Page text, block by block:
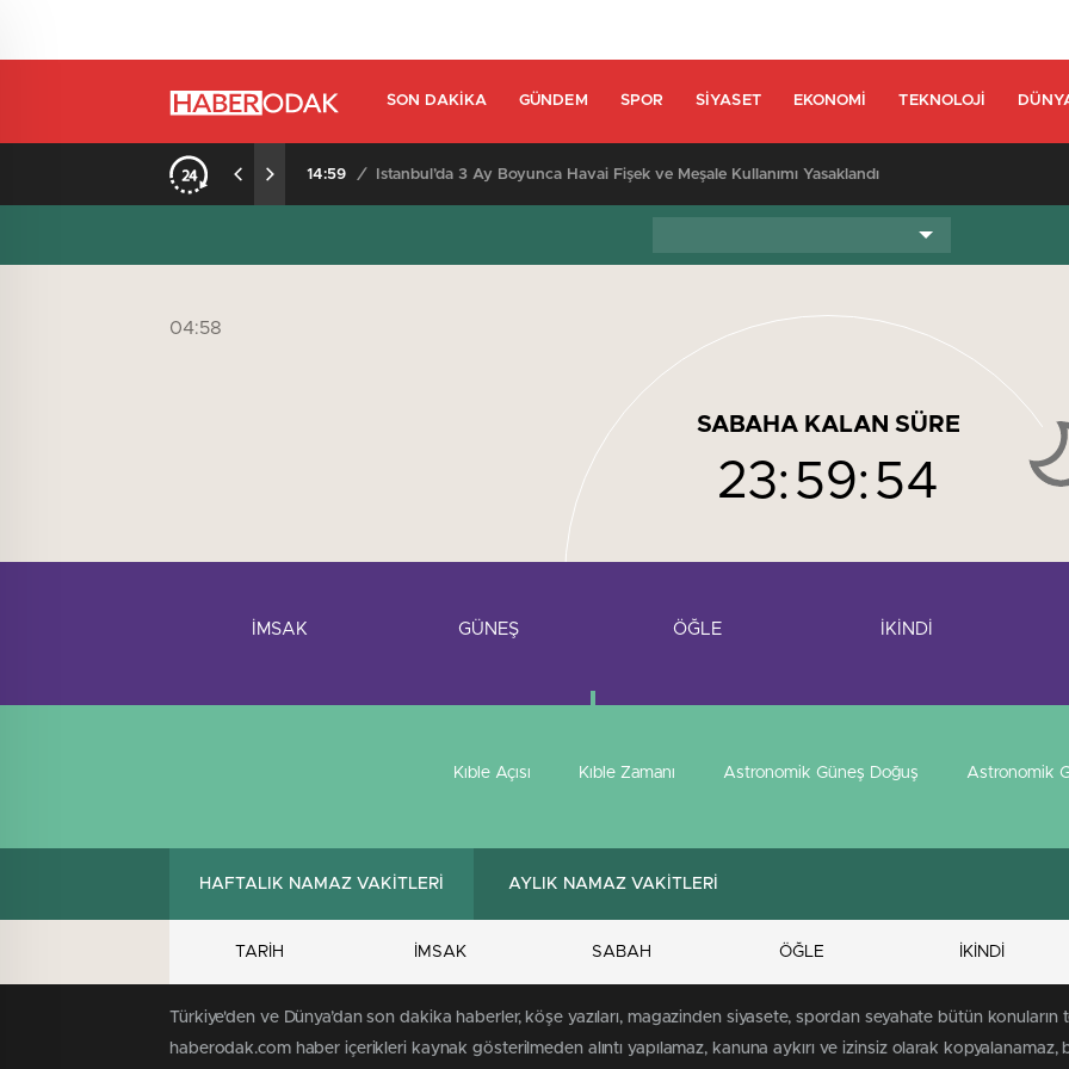
SON DAKIKA GÜNDEM SPOR SIYASET EKONOMI TEKNOLOJI
14:59 / İstanbul’da 3 Ay Boyunca Havai Fişek ve Meşale Kullanımı Yasaklandı
04:58
SABAHA KALAN SÜRE
23:59:54
İMSAK GÜNEŞ ÖĞLE İKİNDİ
Kıble Açısı Kıble Zamanı Astronomik Güneş Doğuş Astronomik
HAFTALIK NAMAZ VAKİTLERİ AYLIK NAMAZ VAKİTLERİ
TARİH İMSAK SABAH ÖĞLE İKİNDİ
Türkiye'den ve Dünya’dan son dakika haberler, köşe yazıları, magazinden siyasete, spordan seyahate bütün
haberodak.com haber içerikleri kaynak gösterilmeden alıntı yapılamaz, kanuna aykırı ve izinsiz olarak kopyalanamaz,